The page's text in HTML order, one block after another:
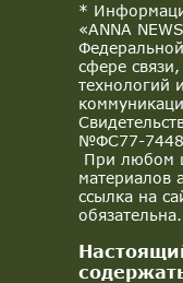
*
«ANNA
сфере
технологий
№ФС77-
При любом
материалов
ссылка на
обязательна.